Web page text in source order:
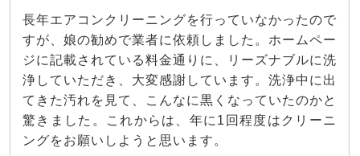
長年エアコンクリーニングを行っていなかったので
すが、娘の勧めで業者に依頼しました。ホームペー
ジに記載されている料金通りに、リーズナブルに洗
浄していただき、大変感謝しています。洗浄中に出
てきた汚れを見て、こんなに黒くなっていたのかと
驚きました。これからは、年に1回程度はクリーニ
ングをお願いしようと思います。